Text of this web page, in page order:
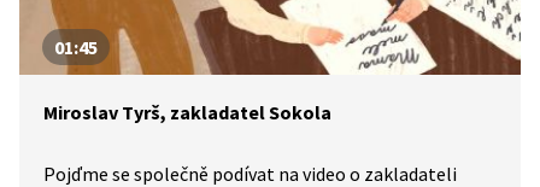
01:45
Miroslav Tyrš, zakladatel Sokola
Pojďme se společně podívat na video o zakladateli